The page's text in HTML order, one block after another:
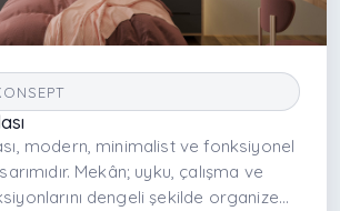
modern, minimalist ve fonksiyonel
Mekân; uyku, çalışma ve
dengeli şekilde organize